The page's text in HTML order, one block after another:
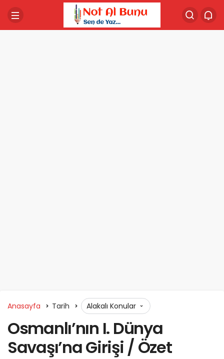
Anasayfa Tarih Alakalı Konular
Osmanlı’nın I. Dünya
Savaşı’na Girişi / Özet